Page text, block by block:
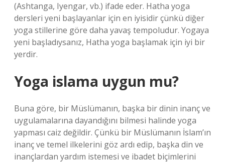
(Ashtanga, Iyengar, vb.) ifade eder. Hatha yoga
dersleri yeni başlayanlar için en iyisidir çünkü diğer
yoga stillerine göre daha yavaş tempoludur. Yogaya
yeni başladıysanız, Hatha yoga başlamak için iyi bir
yerdir.
Yoga islama uygun mu?
Buna göre, bir Müslümanın, başka bir dinin inanç ve
uygulamalarına dayandığını bilmesi halinde yoga
yapması caiz değildir. Çünkü bir Müslümanın İslam’ın
inanç ve temel ilkelerini göz ardı edip, başka din ve
inançlardan yardım istemesi ve ibadet biçimlerini